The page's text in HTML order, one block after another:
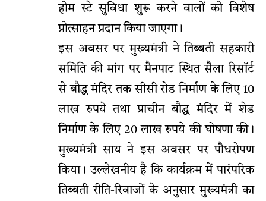
होम स्टे सुविधा शुरू करने वालों को विशेष
प्रोत्साहन प्रदान किया जाएगा।
इस अवसर पर मुख्यमंत्री ने तिब्बती सहकारी
समिति की मांग पर मैनपाट स्थित सैला रिसॉर्ट
से बौद्ध मंदिर तक सीसी रोड निर्माण के लिए 10
लाख रुपये तथा प्राचीन बौद्ध मंदिर में शेड
निर्माण के लिए 20 लाख रुपये की घोषणा की।
मुख्यमंत्री साय ने इस अवसर पर पौधरोपण
किया। उल्लेखनीय है कि कार्यक्रम में पारंपरिक
तिब्बती रीति-रिवाजों के अनुसार मुख्यमंत्री का